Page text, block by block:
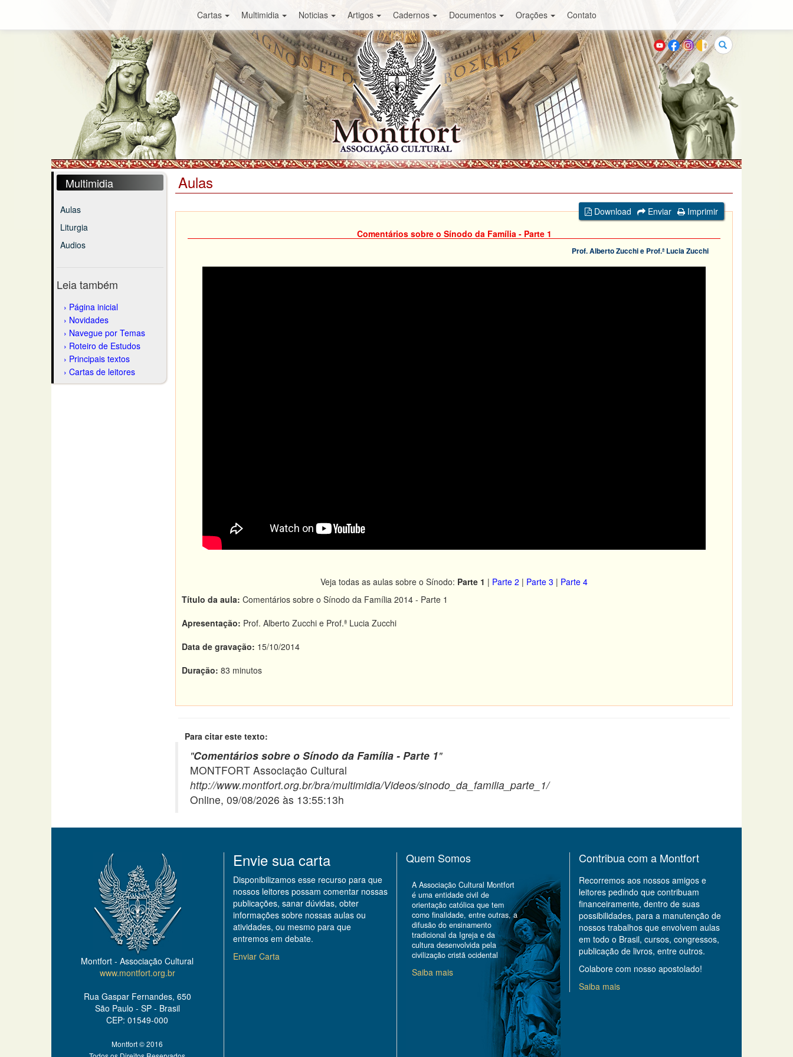
Cartas Multimidia Noticias Artigos Cadernos Documentos Orações Contato
Buscar
Multimidia
Aulas
Liturgia
Audios
Leia também
Página inicial
Novidades
Navegue por Temas
Roteiro de Estudos
Principais textos
Cartas de leitores
Aulas
Download Enviar
Imprimir
Comentários sobre o Sínodo da Família - Parte 1
Prof. Alberto Zucchi e Prof.ª Lucia Zucchi
Veja todas as aulas sobre o Sínodo: Parte 1 | Parte 2 | Parte 3 | Parte 4
Título da aula: Comentários sobre o Sínodo da Família 2014 - Parte 1
Apresentação: Prof. Alberto Zucchi e Prof.ª Lucia Zucchi
Data de gravação: 15/10/2014
Duração: 83 minutos
Para citar este texto:
"Comentários sobre o Sínodo da Família - Parte 1"
MONTFORT Associação Cultural
http://www.montfort.org.br/bra/multimidia/Videos/sinodo_da_familia_parte_1/
Online, 09/08/2026 às 13:55:13h
Montfort - Associação Cultural
www.montfort.org.br
Rua Gaspar Fernandes, 650
São Paulo - SP - Brasil
CEP: 01549-000
Montfort © 2016
Envie sua carta
Disponibilizamos esse recurso para que
nossos leitores possam comentar nossas
publicações, sanar dúvidas, obter
informações sobre nossas aulas ou
atividades, ou mesmo para que
entremos em debate.
Enviar Carta
Quem Somos
A Associação Cultural Montfort
é uma entidade civil de
orientação católica que tem
como finalidade, entre outras, a
difusão do ensinamento
tradicional da Igreja e da
cultura desenvolvida pela
civilização cristã ocidental
Saiba mais
Contribua com a Montfort
Recorremos aos nossos amigos e
leitores pedindo que contribuam
financeiramente, dentro de suas
possibilidades, para a manutenção de
nossos trabalhos que envolvem aulas
em todo o Brasil, cursos, congressos,
publicação de livros, entre outros.
Colabore com nosso apostolado!
Saiba mais